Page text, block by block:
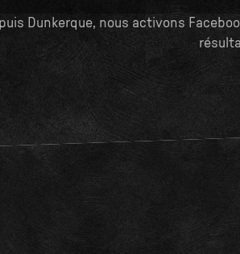
Dunkerque, nous activons